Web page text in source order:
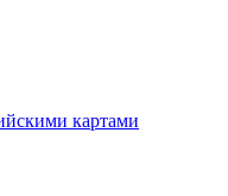
картами